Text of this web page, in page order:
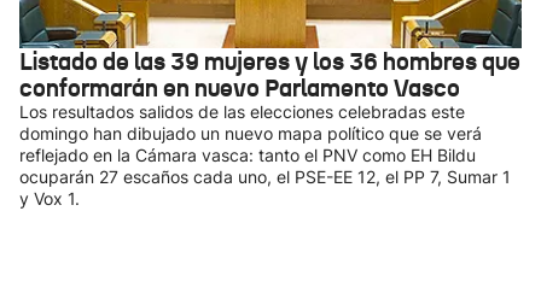
Listado de las 39 mujeres y los 36 hombres que
conformarán en nuevo Parlamento Vasco
Los resultados salidos de las elecciones celebradas este
domingo han dibujado un nuevo mapa político que se verá
reflejado en la Cámara vasca: tanto el PNV como EH Bildu
ocuparán 27 escaños cada uno, el PSE-EE 12, el PP 7, Sumar 1
y Vox 1.